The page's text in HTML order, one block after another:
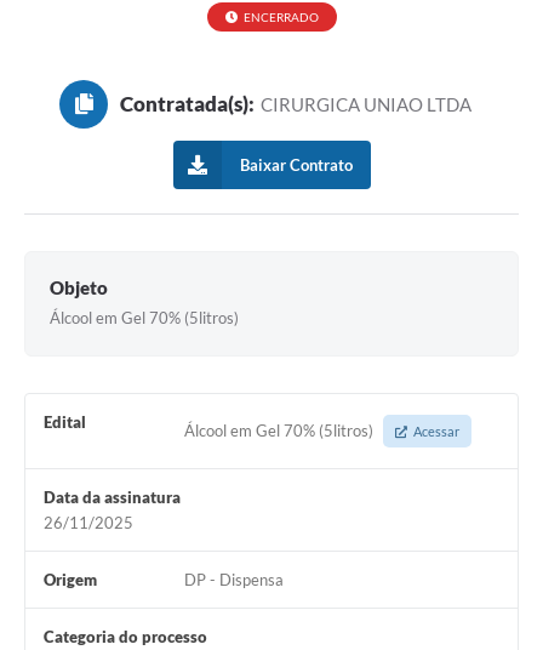
Programa Famílias Fortes
Contratos
Audiências Públicas
Carta de Serviços
Turismo
ENCERRADO
Contratada(s): CIRURGICA UNIAO LTDA
Baixar Contrato
Objeto
Álcool em Gel 70% (5litros)
Edital Álcool em Gel 70% (5litros) Acessar
Data da assinatura
26/11/2025
Origem DP - Dispensa
Categoria do processo